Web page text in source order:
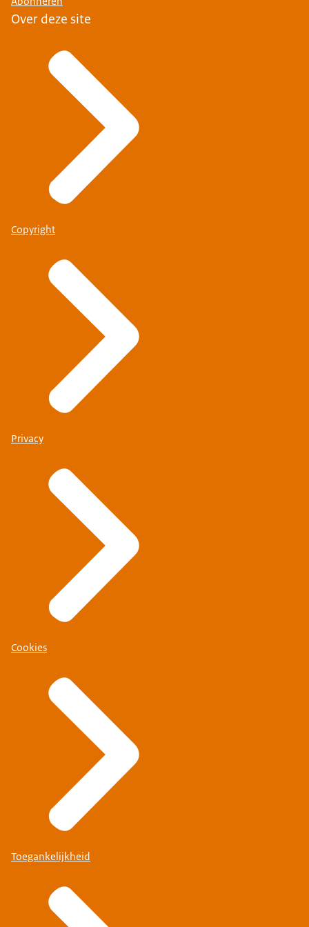
Over deze site
Copyright
Privacy
Cookies
Toegankelijkheid